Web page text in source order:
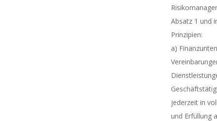
Absatz 1 und
Prinzipien:
a)
jederzeit in
und Erfüllung